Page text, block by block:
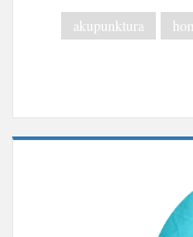
akupunktura